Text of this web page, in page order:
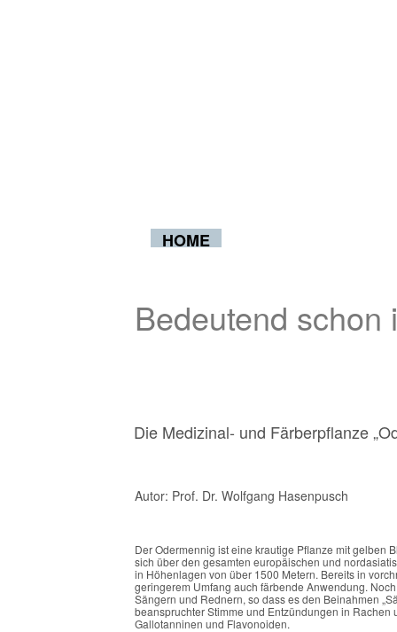
HOME
Die Medizinal- und Färberpflanze
Autor: Prof. Dr. Wolfgang Hasenpusch
Der Odermennig ist eine krautige Pflanze mit gelben
sich über den gesamten europäischen und
in Höhenlagen von über 1500 Metern. Bereits in
geringerem Umfang auch färbende Anwendung.
Sängern und Rednern, so dass es den Beinahmen
beanspruchter Stimme und Entzündungen in
Gallotanninen und Flavonoiden.
Bedeutend